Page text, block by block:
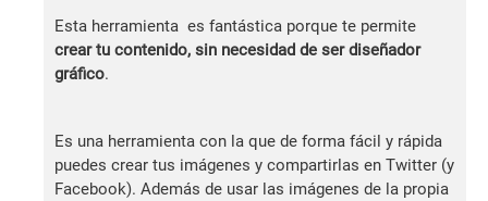
Esta herramienta es fantástica porque te permite
crear tu contenido, sin necesidad de ser diseñador
gráfico.
Es una herramienta con la que de forma fácil y rápida
puedes crear tus imágenes y compartirlas en Twitter (y
Facebook). Además de usar las imágenes de la propia